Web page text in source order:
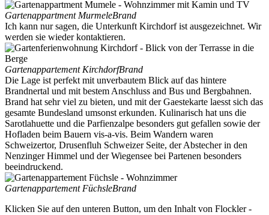
Gartenappartment MurmeleBrand
Ich kann nur sagen, die Unterkunft Kirchdorf ist ausgezeichnet. Wir
werden sie wieder kontaktieren.
Gartenappartement KirchdorfBrand
Die Lage ist perfekt mit unverbautem Blick auf das hintere
Brandnertal und mit bestem Anschluss and Bus und Bergbahnen.
Brand hat sehr viel zu bieten, und mit der Gaestekarte laesst sich das
gesamte Bundesland umsonst erkunden. Kulinarisch hat uns die
Sarotlahuette und die Parfienzalpe besonders gut gefallen sowie der
Hofladen beim Bauern vis-a-vis. Beim Wandern waren
Schweizertor, Drusenfluh Schweizer Seite, der Abstecher in den
Nenzinger Himmel und der Wiegensee bei Partenen besonders
beeindruckend.
Gartenappartement FüchsleBrand
Klicken Sie auf den unteren Button, um den Inhalt von Flockler -